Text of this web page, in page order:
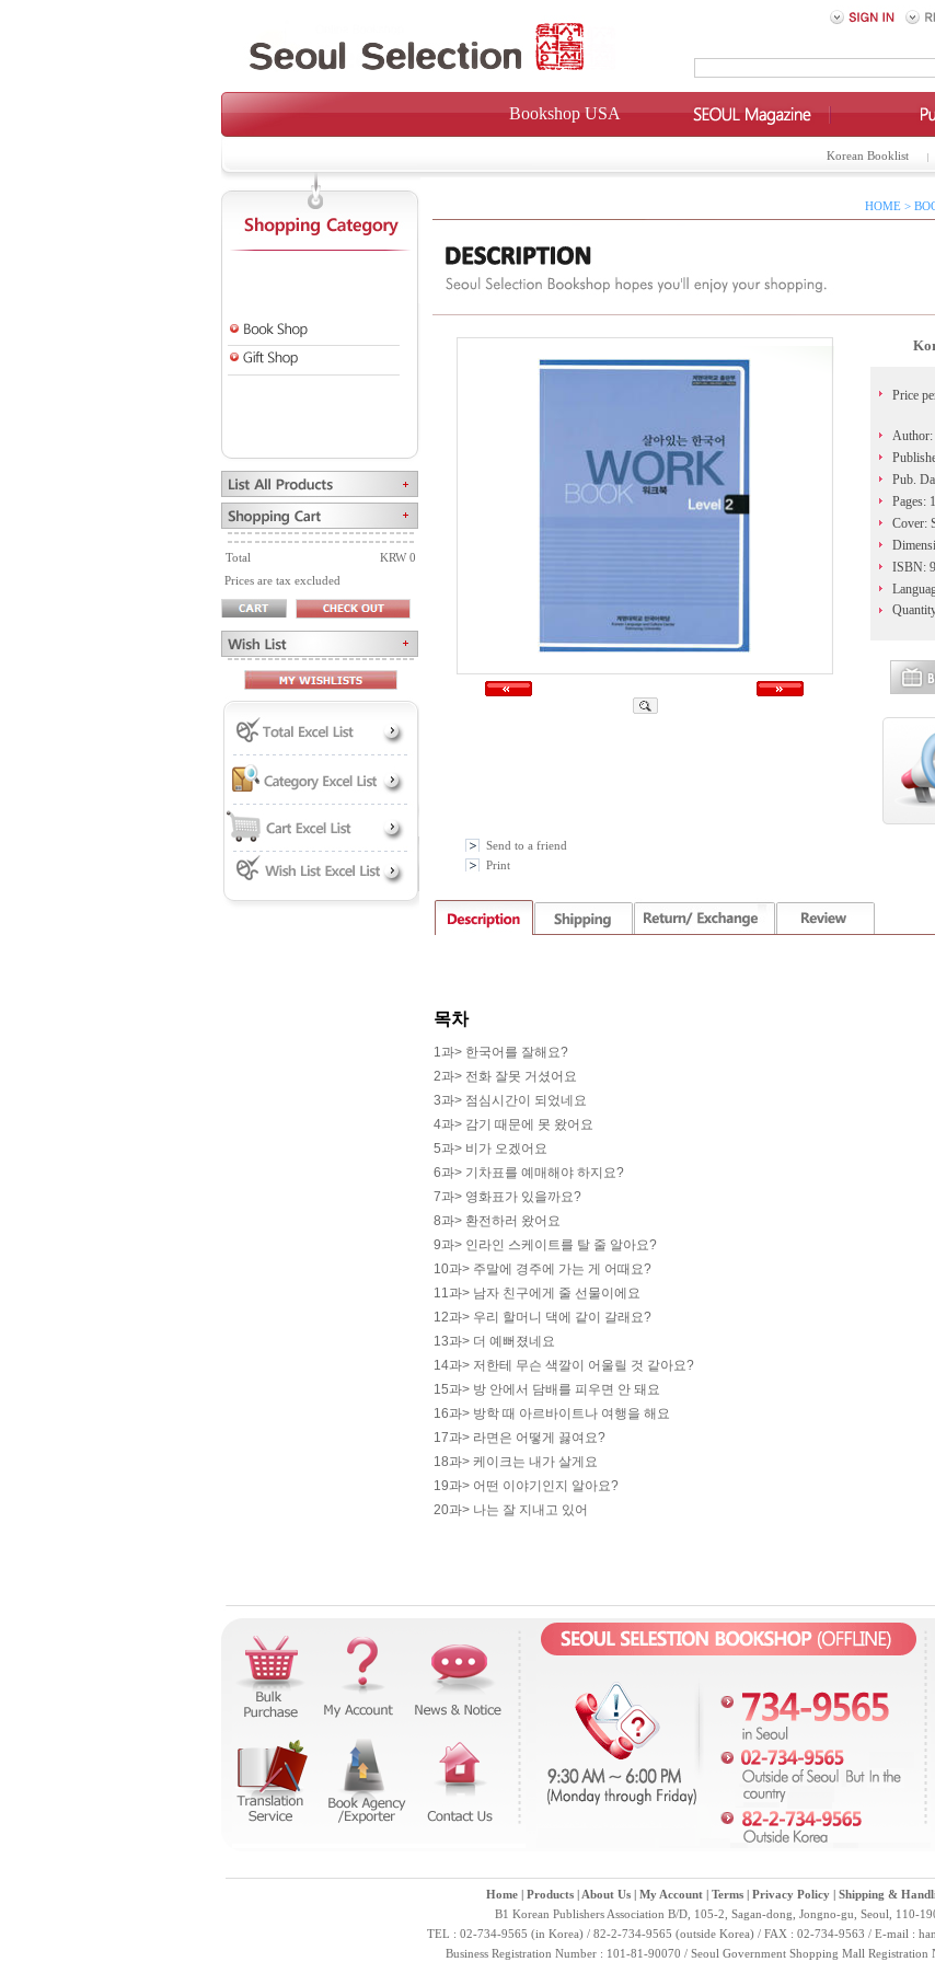
Bookshop USA
Korean Booklist
Total
KRW 0
Prices are tax excluded
HOME >
Price
Author:
Pub.
Pages:
Cover:
ISBN:
Send to a friend
Print
목차
1과> 한국어를 잘해요?
2과> 전화 잘못 거셨어요
3과> 점심시간이 되었네요
4과> 감기 때문에 못 왔어요
5과> 비가 오겠어요
6과> 기차표를 예매해야 하지요?
7과> 영화표가 있을까요?
8과> 환전하러 왔어요
9과> 인라인 스케이트를 탈 줄 알아요?
10과> 주말에 경주에 가는 게 어때요?
11과> 남자 친구에게 줄 선물이에요
12과> 우리 할머니 댁에 같이 갈래요?
13과> 더 예뻐졌네요
14과> 저한테 무슨 색깔이 어울릴 것 같아요?
15과> 방 안에서 담배를 피우면 안 돼요
16과> 방학 때 아르바이트나 여행을 해요
17과> 라면은 어떻게 끓여요?
18과> 케이크는 내가 살게요
19과> 어떤 이야기인지 알아요?
20과> 나는 잘 지내고 있어
Home| Products| About Us| My Account| Terms| Privacy Policy| Shipping &
B1 Korean Publishers Association B/D, 105-2, Sagan-dong, Jongno-gu, Seoul, 110-
TEL : 02-734-9565 (in Korea) / 82-2-734-9565 (outside Korea) / FAX : 02-734-9563 / E-mail :
Business Registration Number : 101-81-90070 / Seoul Government Shopping Mall Registration